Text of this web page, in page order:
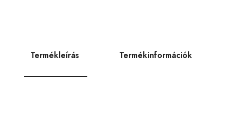
Termékleírás Termékinformációk